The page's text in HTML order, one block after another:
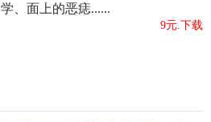
学、面上的恶痣......
9元.下载